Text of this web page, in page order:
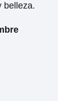
belleza.